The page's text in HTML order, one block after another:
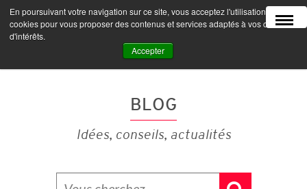
En poursuivant votre navigation sur ce site, vous acceptez l'utilisation de
cookies pour vous proposer des contenus et services adaptés à vos centres
d'intérêts.
Accepter
MENU
BLOG
Idées, conseils, actualités